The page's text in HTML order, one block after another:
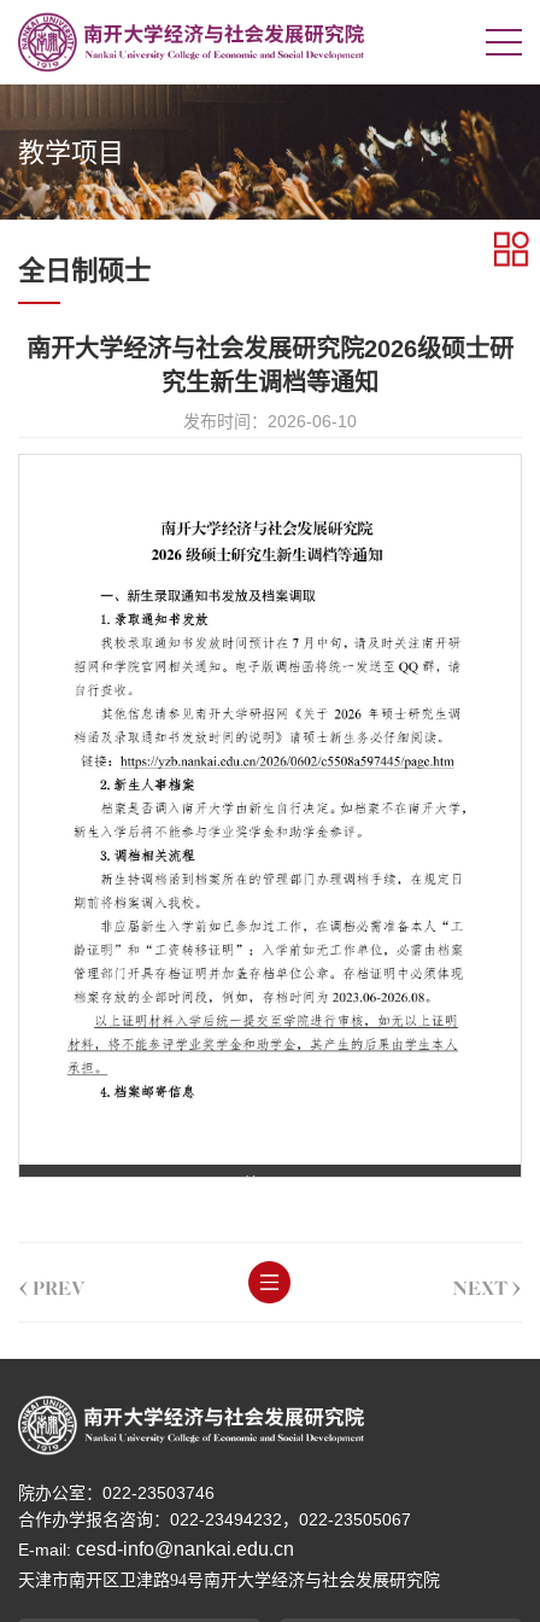
教学项目
全日制硕士
南开大学经济与社会发展研究院2026级硕士研
究生新生调档等通知
发布时间：2026-06-10
第 1 页
< PREV NEXT >
院办公室：022-23503746
合作办学报名咨询： 022-23494232， 022-23505067
E-mail: cesd-info@nankai.edu.cn
天津市南开区卫津路94号南开大学经济与社会发展研究院